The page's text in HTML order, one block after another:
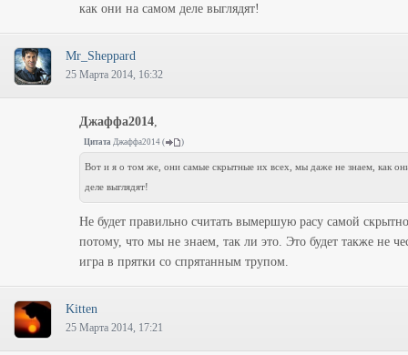
как они на самом деле выглядят!
Mr_Sheppard
25 Марта 2014, 16:32
Джаффа2014,
Цитата Джаффа2014 ( )
Вот и я о том же, они самые скрытные их всех, мы даже не знаем, как
деле выглядят!
Не будет правильно считать вымершую расу самой
потому, что мы не знаем, так ли это. Это будет также не
игра в прятки со спрятанным трупом.
Kitten
25 Марта 2014, 17:21